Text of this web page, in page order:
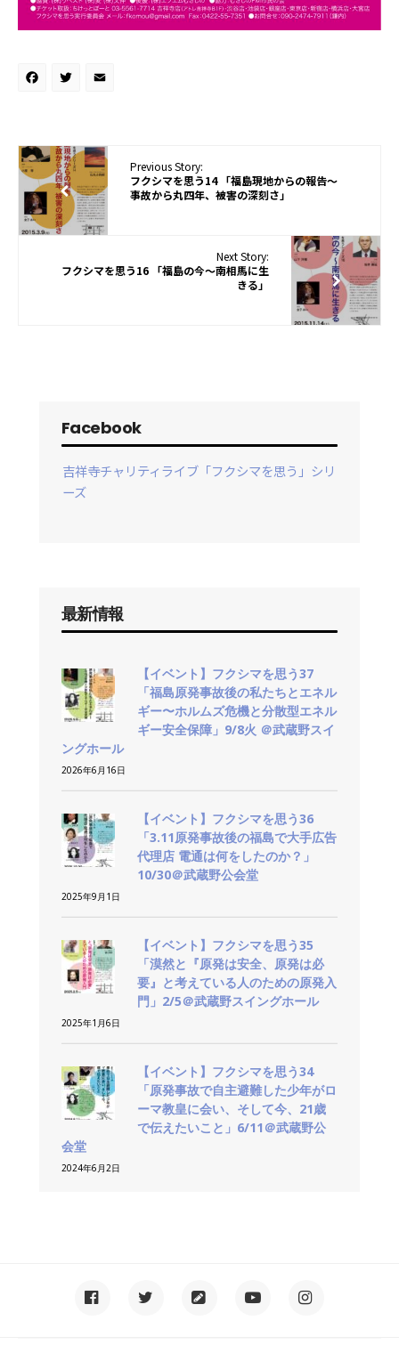
Facebook
Twitter
Previous Story:
フクシマを思う14 「福島現地からの報告〜
事故から丸四年、被害の深刻さ」
Next Story:
フクシマを思う16 「福島の今〜南相馬に生
きる」
Facebook
吉祥寺チャリティライブ「フクシマを思う」シリ
ーズ
最新情報
【イベント】フクシマを思う37
「福島原発事故後の私たちとエネル
ギー〜ホルムズ危機と分散型エネル
ギー安全保障」9/8火 ＠武蔵野スイ
ングホール
2026年6月16日
【イベント】フクシマを思う36
「3.11原発事故後の福島で大手広告
代理店 電通は何をしたのか？」
10/30＠武蔵野公会堂
2025年9月1日
【イベント】フクシマを思う35
「漠然と『原発は安全、原発は必
要』と考えている人のための原発入
門」2/5＠武蔵野スイングホール
2025年1月6日
【イベント】フクシマを思う34
「原発事故で自主避難した少年がロ
ーマ教皇に会い、そして今、21歳
で伝えたいこと」6/11＠武蔵野公
会堂
2024年6月2日